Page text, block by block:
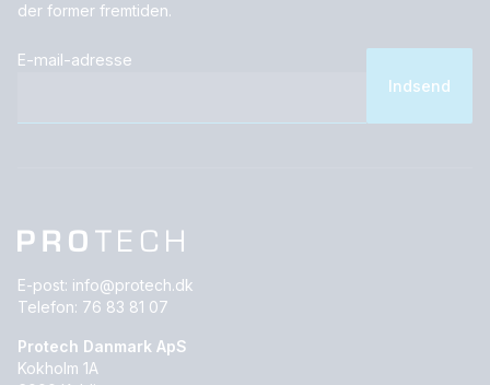
der former fremtiden.
E-mail-adresse
E-post: info@protech.dk
Telefon: 76 83 81 07
Protech Danmark ApS
Kokholm 1A